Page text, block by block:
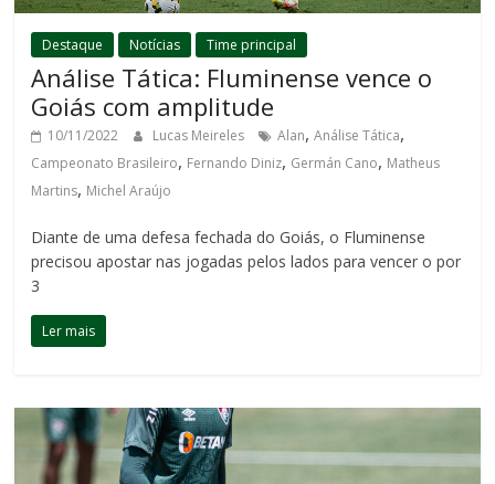
Destaque Notícias Time principal
Análise Tática: Fluminense vence o
Goiás com amplitude
10/11/2022 Lucas Meireles Alan,Análise Tática,
Campeonato Brasileiro, Fernando Diniz, Germán Cano, Matheus
Martins, Michel Araújo
Diante de uma defesa fechada do Goiás, o Fluminense
precisou apostar nas jogadas pelos lados para vencer o por
3
Ler mais